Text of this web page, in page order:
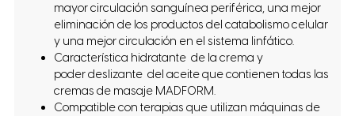
mayor circulación sanguínea periférica, una mejor
eliminación de los productos del catabolismo celular
y una mejor circulación en el sistema linfático.
Característica hidratante de la crema y
poder deslizante del aceite que contienen todas las
cremas de masaje MADFORM.
Compatible con terapias que utilizan máquinas de